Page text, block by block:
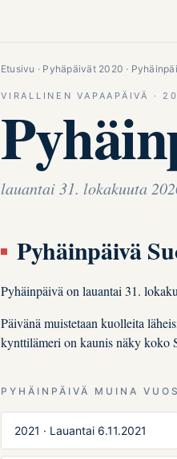
Etusivu · Pyhäpäivät 2020 ·
VIRALLINEN VAPAAPÄIVÄ ·
lauantai 31. lokakuuta
Pyhäinpäivä
Pyhäinpäivä on lauantai 31.
Päivänä muistetaan kuolleita
kynttilämeri on kaunis näky koko
PYHÄINPÄIVÄ MUINA
2021 · Lauantai 6.11.2021